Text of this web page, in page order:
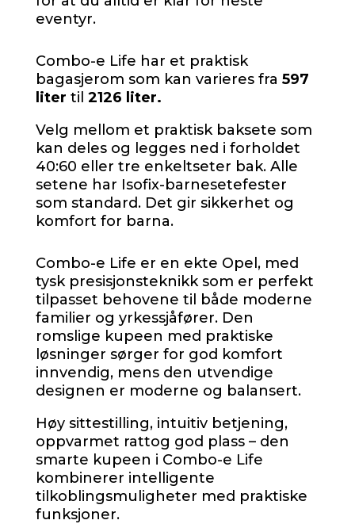
eventyr.
Combo-e Life har et praktisk
bagasjerom som kan varieres fra 597
liter til 2126 liter.
Velg mellom et praktisk baksete som
kan deles og legges ned i forholdet
40:60 eller tre enkeltseter bak. Alle
setene har Isofix-barnesetefester
som standard. Det gir sikkerhet og
komfort for barna.
Combo-e Life er en ekte Opel, med
tysk presisjonsteknikk som er perfekt
tilpasset behovene til både moderne
familier og yrkessjåfører. Den
romslige kupeen med praktiske
løsninger sørger for god komfort
innvendig, mens den utvendige
designen er moderne og balansert.
Høy sittestilling, intuitiv betjening,
oppvarmet rattog god plass – den
smarte kupeen i Combo-e Life
kombinerer intelligente
tilkoblingsmuligheter med praktiske
funksjoner.